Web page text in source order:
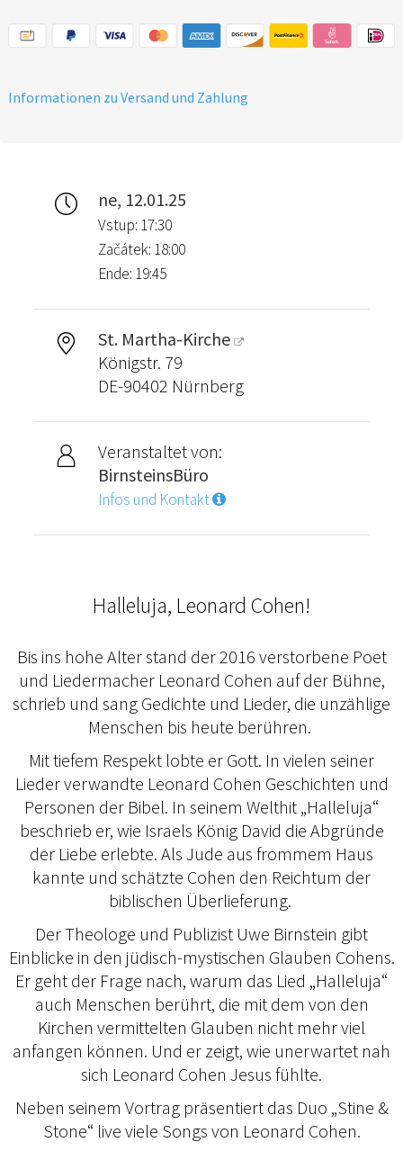
Informationen zu Versand und Zahlung
ne, 12.01.25
Vstup: 17:30
Začátek: 18:00
Ende: 19:45
St. Martha-Kirche
Königstr. 79
DE-90402 Nürnberg
Veranstaltet von:
BirnsteinsBüro
Infos und Kontakt
Halleluja, Leonard Cohen!
Bis ins hohe Alter stand der 2016 verstorbene Poet
und Liedermacher Leonard Cohen auf der Bühne,
schrieb und sang Gedichte und Lieder, die unzählige
Menschen bis heute berühren.
Mit tiefem Respekt lobte er Gott. In vielen seiner
Lieder verwandte Leonard Cohen Geschichten und
Personen der Bibel. In seinem Welthit „Halleluja“
beschrieb er, wie Israels König David die Abgründe
der Liebe erlebte. Als Jude aus frommem Haus
kannte und schätzte Cohen den Reichtum der
biblischen Überlieferung.
Der Theologe und Publizist Uwe Birnstein gibt
Einblicke in den jüdisch-mystischen Glauben Cohens.
Er geht der Frage nach, warum das Lied „Halleluja“
auch Menschen berührt, die mit dem von den
Kirchen vermittelten Glauben nicht mehr viel
anfangen können. Und er zeigt, wie unerwartet nah
sich Leonard Cohen Jesus fühlte.
Neben seinem Vortrag präsentiert das Duo „Stine &
Stone“ live viele Songs von Leonard Cohen.